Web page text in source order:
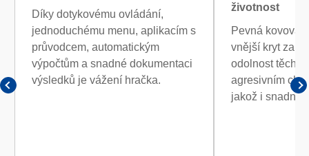
Díky dotykovému ovládání,
jednoduchému menu, aplikacím s
průvodcem, automatickým
výpočtům a snadné dokumentaci
výsledků je vážení hračka.
životnost
Pevná kovová
vnější kryt
odolnost těchto
agresivním
jakož i snadné